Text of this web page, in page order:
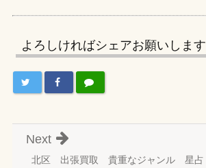
よろしければシェアお願いします
北区 出張買取 貴重なジャンル 星占
Next